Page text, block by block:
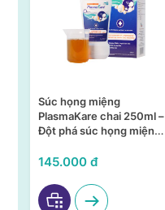
Súc họng miệng
PlasmaKare chai 250ml –
Đột phá súc họng miệng
145.000 đ